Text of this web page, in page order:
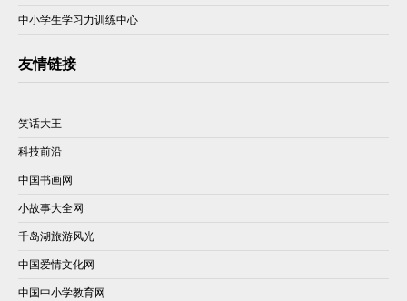
中小学生学习力训练中心
友情链接
笑话大王
科技前沿
中国书画网
小故事大全网
千岛湖旅游风光
中国爱情文化网
中国中小学教育网